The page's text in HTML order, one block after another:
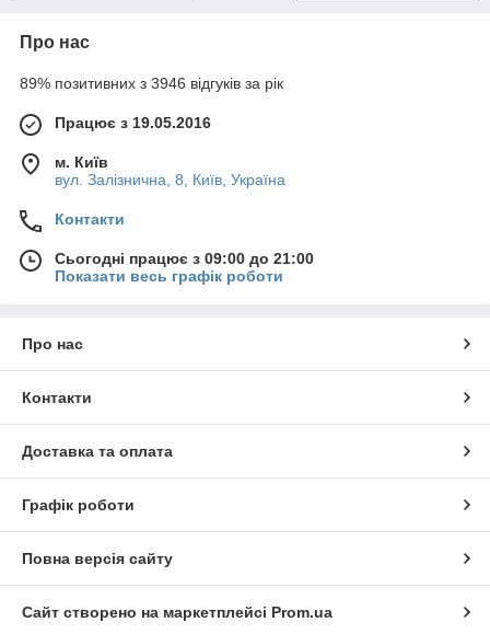
Про нас
89% позитивних з 3946 відгуків за рік
Працює з 19.05.2016
м. Київ
вул. Залізнична, 8, Київ, Україна
Контакти
Сьогодні працює з 09:00 до 21:00
Показати весь графік роботи
Про нас
Контакти
Доставка та оплата
Графік роботи
Повна версія сайту
Сайт створено на маркетплейсі Prom.ua